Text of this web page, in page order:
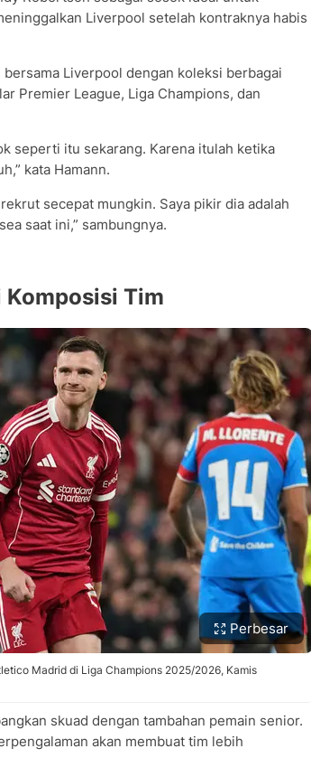
Liverpool setelah kontraknya habis
Liverpool dengan koleksi berbagai
Premier League, Liga Champions, dan
seperti itu sekarang. Karena itulah ketika
kata Hamann.
secepat mungkin. Saya pikir dia adalah
saat ini,” sambungnya.
Komposisi Tim
Perbesar
Madrid di Liga Champions 2025/2026, Kamis
skuad dengan tambahan pemain senior.
akan membuat tim lebih